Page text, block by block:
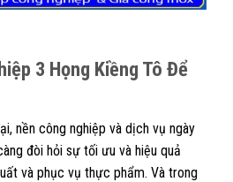
3 Họng Kiềng Tô Để
nền công nghiệp và dịch vụ ngày
đòi hỏi sự tối ưu và hiệu quả
và phục vụ thực phẩm. Và trong